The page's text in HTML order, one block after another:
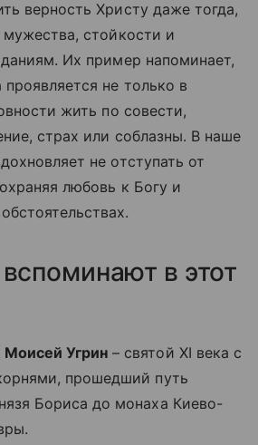
верность Христу даже тогда,
мужества, стойкости и
Их пример напоминает,
проявляется не только в
жить по совести,
страх или соблазны. В наше
не отступать от
любовь к Богу и
в этот
Угрин – святой XI века с
прошедший путь
Бориса до монаха Киево-